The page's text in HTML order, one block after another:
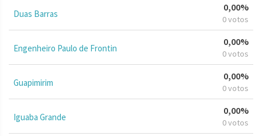
Duas Barras
0,00%
0 votos
Engenheiro Paulo de Frontin
0,00%
0 votos
Guapimirim
0,00%
0 votos
Iguaba Grande
0,00%
0 votos